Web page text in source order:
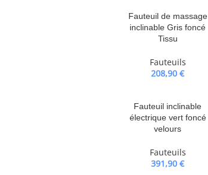
Fauteuil de massage
inclinable Gris foncé
Tissu
Fauteuils
208,90€
Fauteuil inclinable
électrique vert foncé
velours
Fauteuils
391,90€